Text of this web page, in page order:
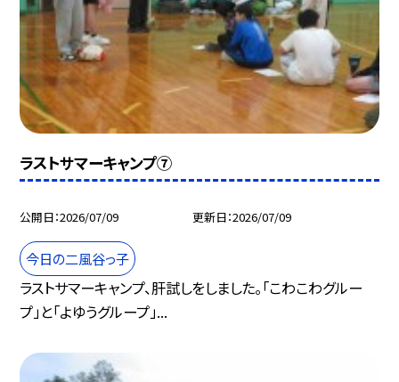
ラストサマーキャンプ⑦
公開日 2026/07/09 更新日 2026/07/09
今日の二風谷っ子
ラストサマーキャンプ、肝試しをしました。「こわこわグルー
プ」と「よゆうグループ」...